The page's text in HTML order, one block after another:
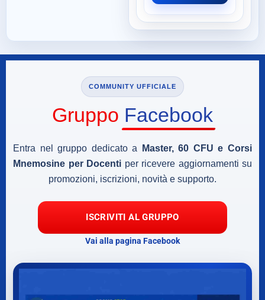
COMMUNITY UFFICIALE
Gruppo Facebook
Entra nel gruppo dedicato a
Master, 60 CFU e Corsi
Mnemosine per Docenti per ricevere aggiornamenti su
promozioni, iscrizioni, novità e supporto.
ISCRIVITI AL GRUPPO
Vai alla pagina Facebook